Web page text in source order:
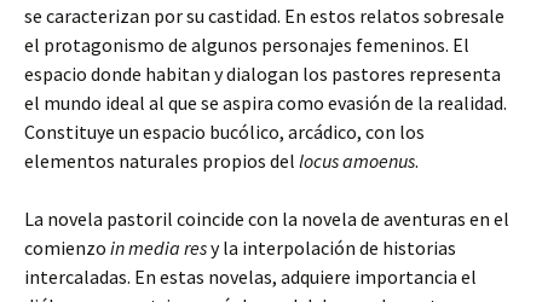
se caracterizan por su castidad. En estos relatos sobresale
el protagonismo de algunos personajes femeninos. El
espacio donde habitan y dialogan los pastores representa
el mundo ideal al que se aspira como evasión de la realidad.
Constituye un espacio bucólico, arcádico, con los
elementos naturales propios del locus amoenus.
La novela pastoril coincide con la novela de aventuras en el
comienzo in media resy la interpolación de historias
intercaladas. En estas novelas, adquiere importancia el